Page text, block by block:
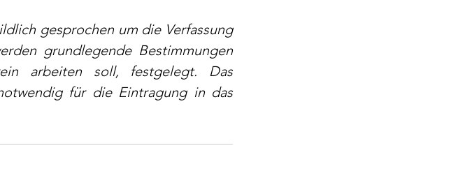
gesprochen um die Verfassung
grundlegende Bestimmungen
arbeiten soll, festgelegt. Das
für die Eintragung in das